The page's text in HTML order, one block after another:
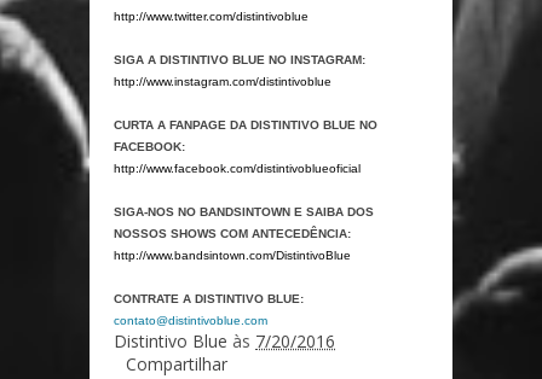
http://www.twitter.com/distintivoblue
SIGA A DISTINTIVO BLUE NO INSTAGRAM:
http://www.instagram.com/distintivoblue
CURTA A FANPAGE DA DISTINTIVO BLUE NO
FACEBOOK:
http://www.facebook.com/distintivoblueoficial
SIGA-NOS NO BANDSINTOWN E SAIBA DOS
NOSSOS SHOWS COM ANTECEDÊNCIA:
http://www.bandsintown.com/DistintivoBlue
CONTRATE A DISTINTIVO BLUE:
contato@distintivoblue.com
Distintivo Blue às 7/20/2016
Compartilhar